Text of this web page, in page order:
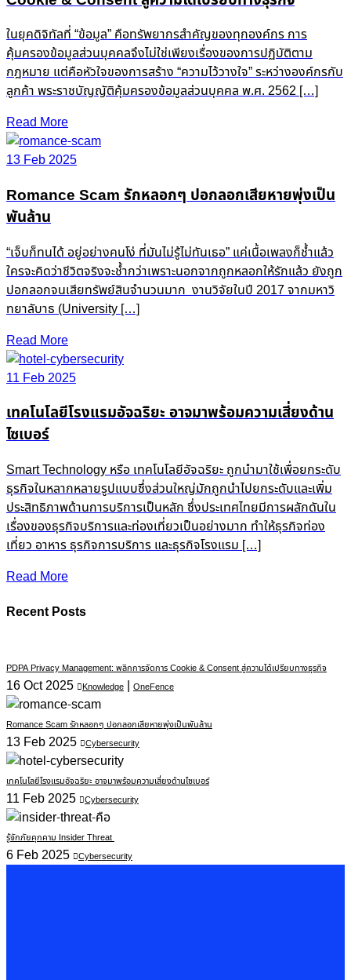
ในยุคดิจิทัลที่ “ข้อมูล” คือทรัพยากรสำคัญของทุกองค์กร การ
คุ้มครองข้อมูลส่วนบุคคลจึงไม่ใช่เพียงเรื่องของการปฏิบัติตาม
กฎหมาย แต่คือหัวใจของการสร้าง “ความไว้วางใจ” ระหว่างองค์กรกับ
ลูกค้า พระราชบัญญัติคุ้มครองข้อมูลส่วนบุคคล พ.ศ. 2562 […]
Read More
13 Feb 2025
Romance Scam รักหลอกๆ ปอกลอกเสียหายพุ่งเป็น
พันล้าน
“เจ็บก็ทนได้ อยู่อย่างคนโง่ ที่มันไม่รู้ไม่ทันเธอ” แค่เนื้อเพลงก็ช้ำแล้ว
ใครจะคิดว่าชีวิตจริงจะช้ำกว่าเพราะนอกจากถูกหลอกให้รักแล้ว ยังถูก
ปอกลอกจนเสียทรัพย์สินจำนวนมาก งานวิจัยในปี 2017 จากมหาวิ
ทยาลับาธ (University […]
Read More
11 Feb 2025
เทคโนโลยีโรงแรมอัจฉริยะ อาจมาพร้อมความเสี่ยงด้าน
ไซเบอร์
Smart Technology หรือ เทคโนโลยีอัจฉริยะ ถูกนำมาใช้เพื่อยกระดับ
ธุรกิจในหลากหลายรูปแบบซึ่งส่วนใหญ่มักถูกนำไปยกระดับและเพิ่ม
ประสิทธิภาพด้านการบริการเป็นหลัก ซึ่งประเทศไทยมีการผลักดันใน
เรื่องของธุรกิจบริการและท่องเที่ยวเป็นอย่างมาก ทำให้ธุรกิจท่อง
เที่ยว อาหาร ธุรกิจการบริการ และธุรกิจโรงแรม […]
Read More
Recent Posts
PDPA Privacy Management: พลิกการจัดการ Cookie & Consent สู่ความได้เปรียบทางธุรกิจ
16 Oct 2025 Knowledge | OneFence
Romance Scam รักหลอกๆ ปอกลอกเสียหายพุ่งเป็นพันล้าน
13 Feb 2025 Cybersecurity
เทคโนโลยีโรงแรมอัจฉริยะ อาจมาพร้อมความเสี่ยงด้านไซเบอร์
11 Feb 2025 Cybersecurity
รู้จักภัยคุกคาม Insider Threat
6 Feb 2025 Cybersecurity